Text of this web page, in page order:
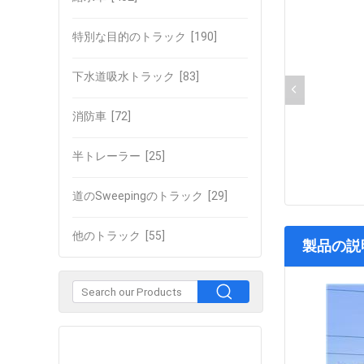
特別な目的のトラック [190]
下水道吸水トラック [83]
消防車 [72]
半トレーラー [25]
道のSweepingのトラック [29]
他のトラック [55]
製品の